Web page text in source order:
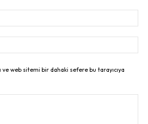
web sitemi bir dahaki sefere bu tarayıcıya